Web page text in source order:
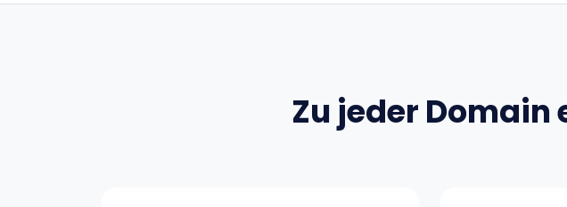
Zu jeder Domain